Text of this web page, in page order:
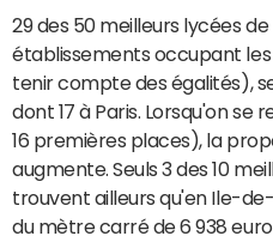
29 des 50 meilleurs lycées
établissements occupant les
tenir compte des égalités),
dont 17 à Paris. Lorsqu'on se
16 premières places), la
augmente. Seuls 3 des 10
trouvent ailleurs qu'en Ile-
du mètre carré de 6 938